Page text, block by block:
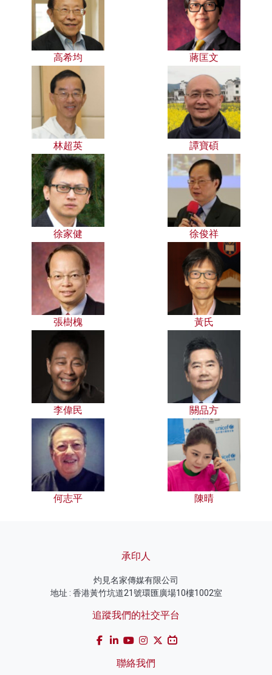
高希均 蔣匡文
林超英 譚寶碩
徐家健 徐俊祥
張樹槐 黃氏
李偉民 關品方
何志平 陳晴
承印人
灼見名家傳媒有限公司
地址 : 香港黃竹坑道21號環匯廣場10樓1002室
追蹤我們的社交平台
聯絡我們